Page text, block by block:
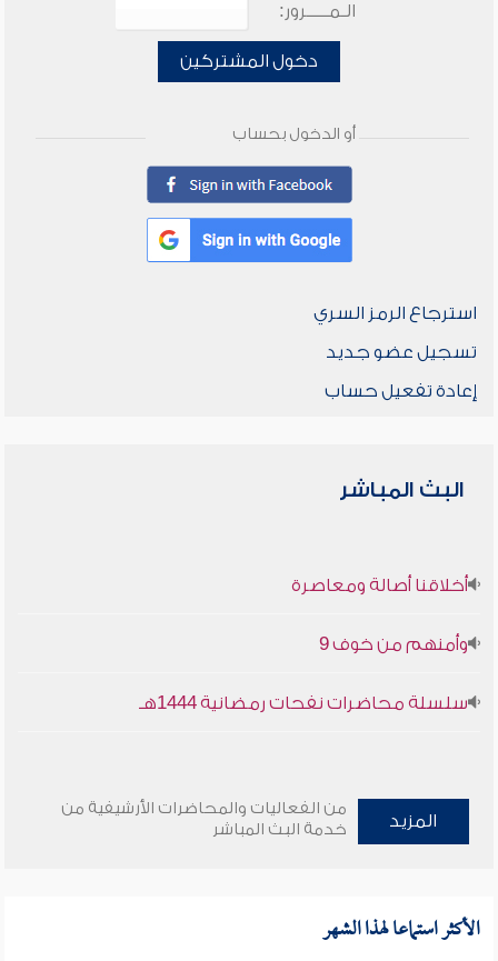
الـمـــــرور:
دخول المشتركين
أو الدخول بحساب
استرجاع الرمز السري
تسجيل عضو جديد
إعادة تفعيل حساب
البث المباشر
أخلاقنا أصالة ومعاصرة
وأمنهم من خوف 9
سلسلة محاضرات نفحات رمضانية 1444هـ
المزيد
من الفعاليات والمحاضرات الأرشيفية من
خدمة البث المباشر
الأكثر استماعا لهذا الشهر